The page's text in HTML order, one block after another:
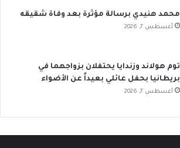
محمد هنيدي برسالة مؤثرة بعد وفاة شقيقه
أغسطس 7, 2026
توم هولاند وزندايا يحتفلان بزواجهما في
بريطانيا بحفل عائلي بعيداً عن الأضواء
أغسطس 7, 2026